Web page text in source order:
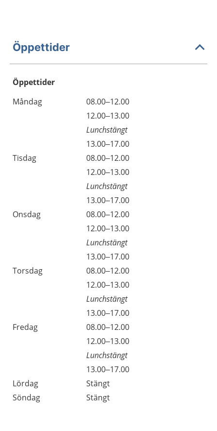
Öppettider
Öppettider
Dag
Öppettider
Kommentarer
Måndag
08.00–12.00
12.00–13.00
Lunchstängt
13.00–17.00
Tisdag
08.00–12.00
12.00–13.00
Lunchstängt
13.00–17.00
Onsdag
08.00–12.00
12.00–13.00
Lunchstängt
13.00–17.00
Torsdag
08.00–12.00
12.00–13.00
Lunchstängt
13.00–17.00
Fredag
08.00–12.00
12.00–13.00
Lunchstängt
13.00–17.00
Lördag
Stängt
Söndag
Stängt